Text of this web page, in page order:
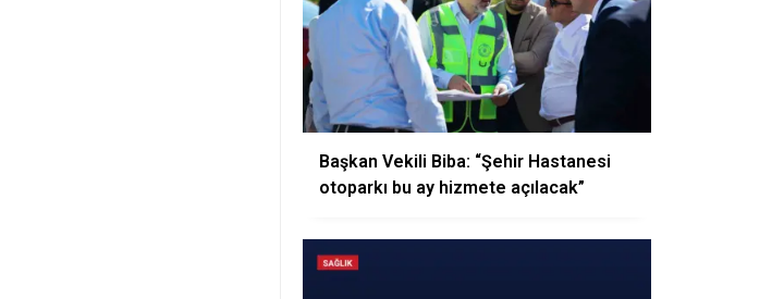
Başkan Vekili Biba: “Şehir Hastanesi
otoparkı bu ay hizmete açılacak”